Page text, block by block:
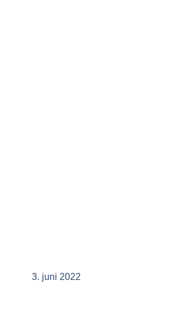
3. juni 2022